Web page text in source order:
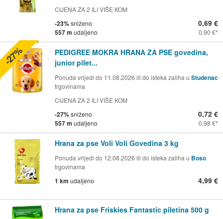
CIJENA ZA 2 ILI VIŠE KOM
-23%sniženo
557 m udaljeno
0,69 €
0,90 €
PEDIGREE MOKRA HRANA ZA PSE govedina,
junior pilet...
Ponuda vrijedi do 11.08.2026 ili do isteka zaliha u Studenac
trgovinama
CIJENA ZA 2 ILI VIŠE KOM
-27%sniženo
557 m udaljeno
0,72 €
0,98 €
-27%
Hrana za pse Voli Voli Govedina 3 kg
Ponuda vrijedi do 12.08.2026 ili do isteka zaliha u Boso
trgovinama
1 km udaljeno 4,99 €
Hrana za pse Friskies Fantastic piletina 500 g